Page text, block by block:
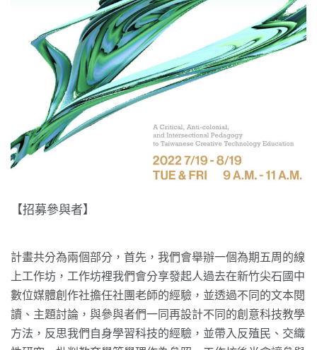
【招募參與者】
計畫共分為兩個部分，首先， 我們會舉辦一個為期五周的線
上工作坊， 工作坊裡我們會分享發起人過去在新竹尖石國中
數位媒體創作社擔任社團老師的經驗，並透過不同的文本閱
讀、主題討論， 與參與者們一同再設計不同的創意科技教學
方法， 反思我們自身學習科技的經驗，並帶入反殖民、交織